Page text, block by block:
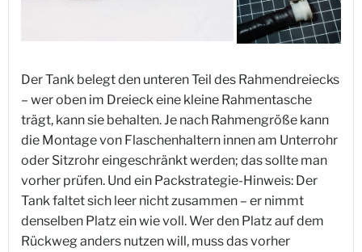
Der Tank belegt den unteren Teil des Rahmendreiecks
– wer oben im Dreieck eine kleine Rahmentasche
trägt, kann sie behalten. Je nach Rahmengröße kann
die Montage von Flaschenhaltern innen am Unterrohr
oder Sitzrohr eingeschränkt werden; das sollte man
vorher prüfen. Und ein Packstrategie-Hinweis: Der
Tank faltet sich leer nicht zusammen – er nimmt
denselben Platz ein wie voll. Wer den Platz auf dem
Rückweg anders nutzen will, muss das vorher